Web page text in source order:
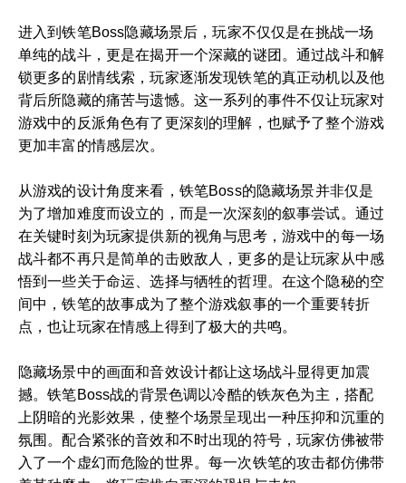
进入到铁笔Boss隐藏场景后，玩家不仅仅是在挑战一场
单纯的战斗，更是在揭开一个深藏的谜团。通过战斗和解
锁更多的剧情线索，玩家逐渐发现铁笔的真正动机以及他
背后所隐藏的痛苦与遗憾。这一系列的事件不仅让玩家对
游戏中的反派角色有了更深刻的理解，也赋予了整个游戏
更加丰富的情感层次。
从游戏的设计角度来看，铁笔Boss的隐藏场景并非仅是
为了增加难度而设立的，而是一次深刻的叙事尝试。通过
在关键时刻为玩家提供新的视角与思考，游戏中的每一场
战斗都不再只是简单的击败敌人，更多的是让玩家从中感
悟到一些关于命运、选择与牺牲的哲理。在这个隐秘的空
间中，铁笔的故事成为了整个游戏叙事的一个重要转折
点，也让玩家在情感上得到了极大的共鸣。
隐藏场景中的画面和音效设计都让这场战斗显得更加震
撼。铁笔Boss战的背景色调以冷酷的铁灰色为主，搭配
上阴暗的光影效果，使整个场景呈现出一种压抑和沉重的
氛围。配合紧张的音效和不时出现的符号，玩家仿佛被带
入了一个虚幻而危险的世界。每一次铁笔的攻击都仿佛带